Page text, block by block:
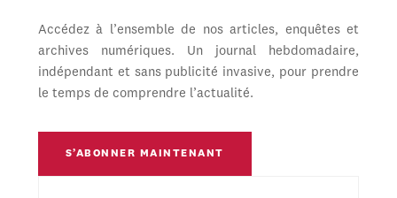
Accédez à l’ensemble de nos articles, enquêtes et
archives numériques. Un journal hebdomadaire,
indépendant et sans publicité invasive, pour prendre
le temps de comprendre l’actualité.
S’ABONNER MAINTENANT